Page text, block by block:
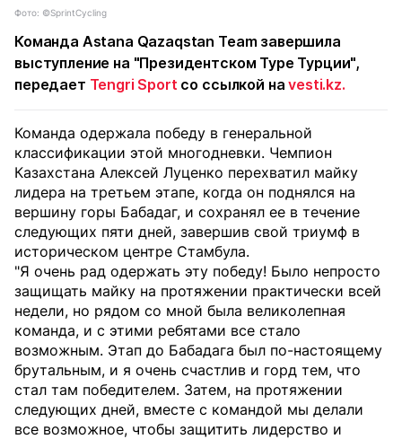
Фото: ©SprintCycling
Команда Astana Qazaqstan Team завершила
выступление на "Президентском Туре Турции",
передает Tengri Sport со ссылкой наvesti.kz.
Команда одержала победу в генеральной
классификации этой многодневки. Чемпион
Казахстана Алексей Луценко перехватил майку
лидера на третьем этапе, когда он поднялся на
вершину горы Бабадаг, и сохранял ее в течение
следующих пяти дней, завершив свой триумф в
историческом центре Стамбула.
"Я очень рад одержать эту победу! Было непросто
защищать майку на протяжении практически всей
недели, но рядом со мной была великолепная
команда, и с этими ребятами все стало
возможным. Этап до Бабадага был по-настоящему
брутальным, и я очень счастлив и горд тем, что
стал там победителем. Затем, на протяжении
следующих дней, вместе с командой мы делали
все возможное, чтобы защитить лидерство и